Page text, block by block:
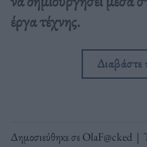
έργα τέχνης.
Διαβάστε
Δημοσιεύθηκε σεOlaF@cked |